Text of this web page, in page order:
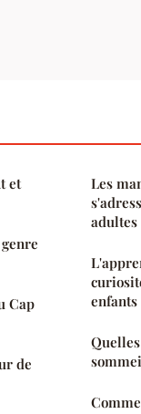
et
Cap
de
Les
adultes
enfants